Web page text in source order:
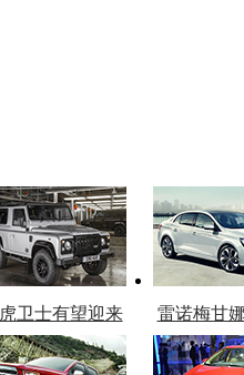
卫士有望迎来
复产
雷诺梅甘
官